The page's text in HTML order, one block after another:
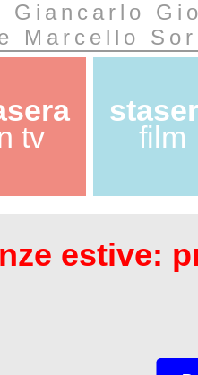
Giancarlo
Marcello
tv
film
estive: